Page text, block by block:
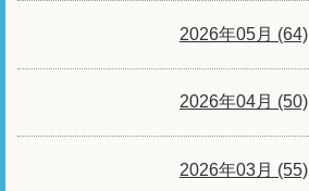
2026年05月 (64)
2026年04月 (50)
2026年03月 (55)